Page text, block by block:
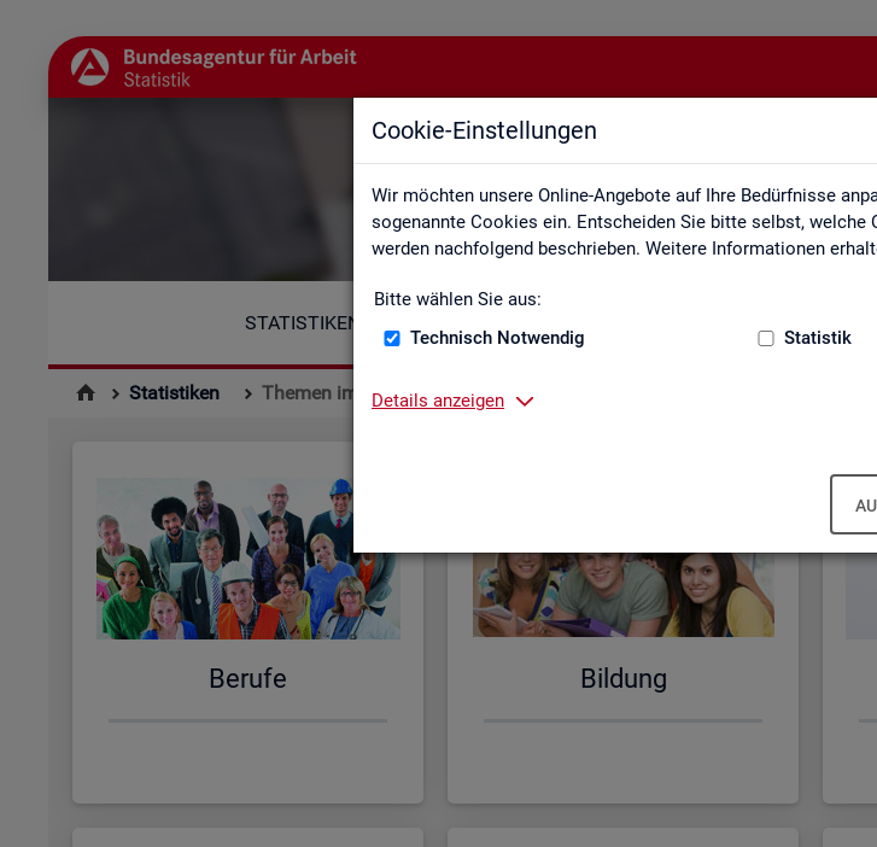
Cookie-Einstellungen
Wir möchten unsere Online-Angebote auf Ihre Bedürfnisse
sogenannte Cookies ein. Entscheiden Sie bitte selbst,
werden nachfolgend beschrieben. Weitere Informationen
Bitte wählen Sie aus:
Technisch Notwendig
Statistik
Details anzeigen
Themen im
STATISTIKEN
Statistiken Themen im Fokus
Be­ru­fe Bil­dung